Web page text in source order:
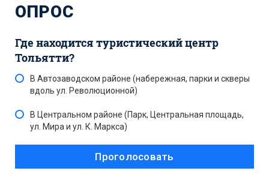
ОПРОС
Где находится туристический центр
Тольятти?
В Автозаводском районе (набережная, парки и скверы
вдоль ул. Революционной)
В Центральном районе (Парк, Центральная площадь,
ул. Мира и ул. К. Маркса)